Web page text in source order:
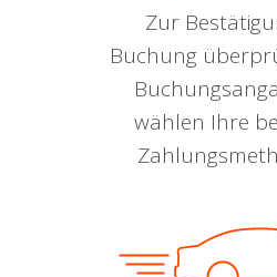
Zur
Buchung
wählen Ihre